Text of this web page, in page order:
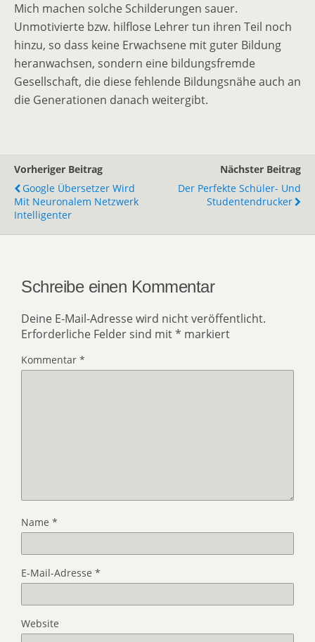
Mich machen solche Schilderungen sauer.
Unmotivierte bzw. hilflose Lehrer tun ihren Teil noch
hinzu, so dass keine Erwachsene mit guter Bildung
heranwachsen, sondern eine bildungsfremde
Gesellschaft, die diese fehlende Bildungsnähe auch an
die Generationen danach weitergibt.
Vorheriger Beitrag
Google Übersetzer Wird
Mit Neuronalem Netzwerk
Intelligenter
Nächster Beitrag
Der Perfekte Schüler- Und
Studentendrucker
Schreibe einen Kommentar
Deine E-Mail-Adresse wird nicht veröffentlicht.
Erforderliche Felder sind mit* markiert
Kommentar *
Name *
E-Mail-Adresse *
Website